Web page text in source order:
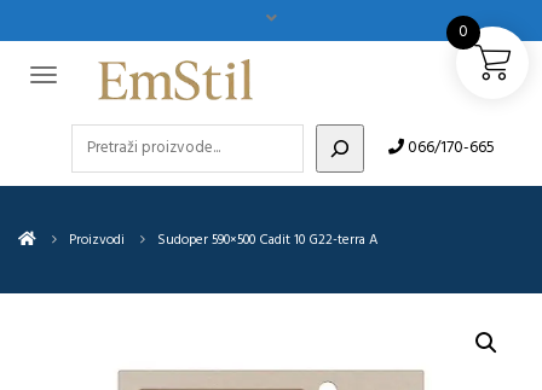
066/170-665
Proizvodi Sudoper 590×500 Cadit 10 G22-terra A
0